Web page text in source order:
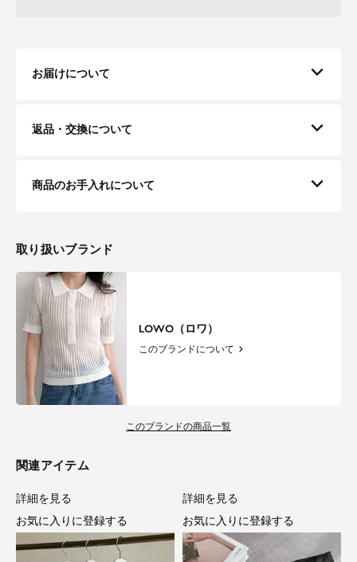
お届けについて
返品・交換について
商品のお手入れについて
取り扱いブランド
LOWO（ロワ）
このブランドについて
このブランドの商品一覧
関連アイテム
詳細を見る
お気に入りに登録する
詳細を見る
お気に入りに登録する